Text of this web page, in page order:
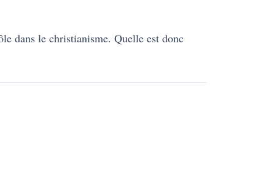
dans le christianisme. Quelle est donc